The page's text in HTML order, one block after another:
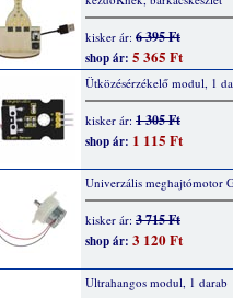
kisker ár: 6 395 Ft
shop ár: 5 365 Ft
Ütközésérzékelő modul, 1
kisker ár: 1 305 Ft
shop ár: 1 115 Ft
Univerzális meghajtómotor
kisker ár: 3 715 Ft
shop ár: 3 120 Ft
Ultrahangos modul, 1 darab